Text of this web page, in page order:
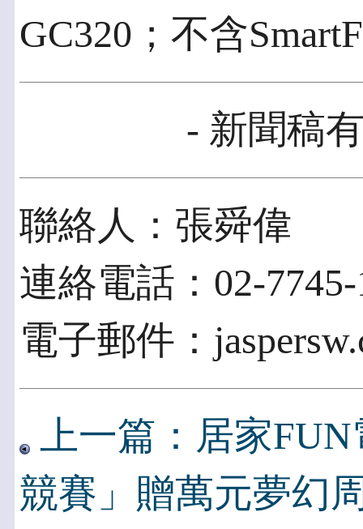
GC320；不含
- 新聞稿
聯絡人：張舜偉
連絡電話：02-7745-
電子郵件：
上一篇：居家
競賽」贈萬元夢幻